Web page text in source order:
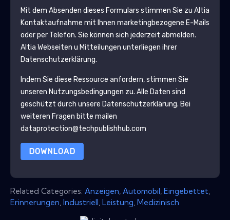
Mit dem Absenden dieses Formulars stimmen Sie zu Altia
Kontaktaufnahme mit Ihnen marketingbezogene E-Mails
oder per Telefon. Sie können sich jederzeit abmelden.
Altia Webseiten u Mitteilungen unterliegen ihrer
Datenschutzerklärung.
Indem Sie diese Ressource anfordern, stimmen Sie
unseren Nutzungsbedingungen zu. Alle Daten sind
geschützt durch unsere Datenschutzerklärung. Bei
weiteren Fragen bitte mailen
dataprotection@techpublishhub.com
DOWNLOAD
Related Categories: Anzeigen Automobil Eingebettet
Erinnerungen Industriell Leistung Medizinisch